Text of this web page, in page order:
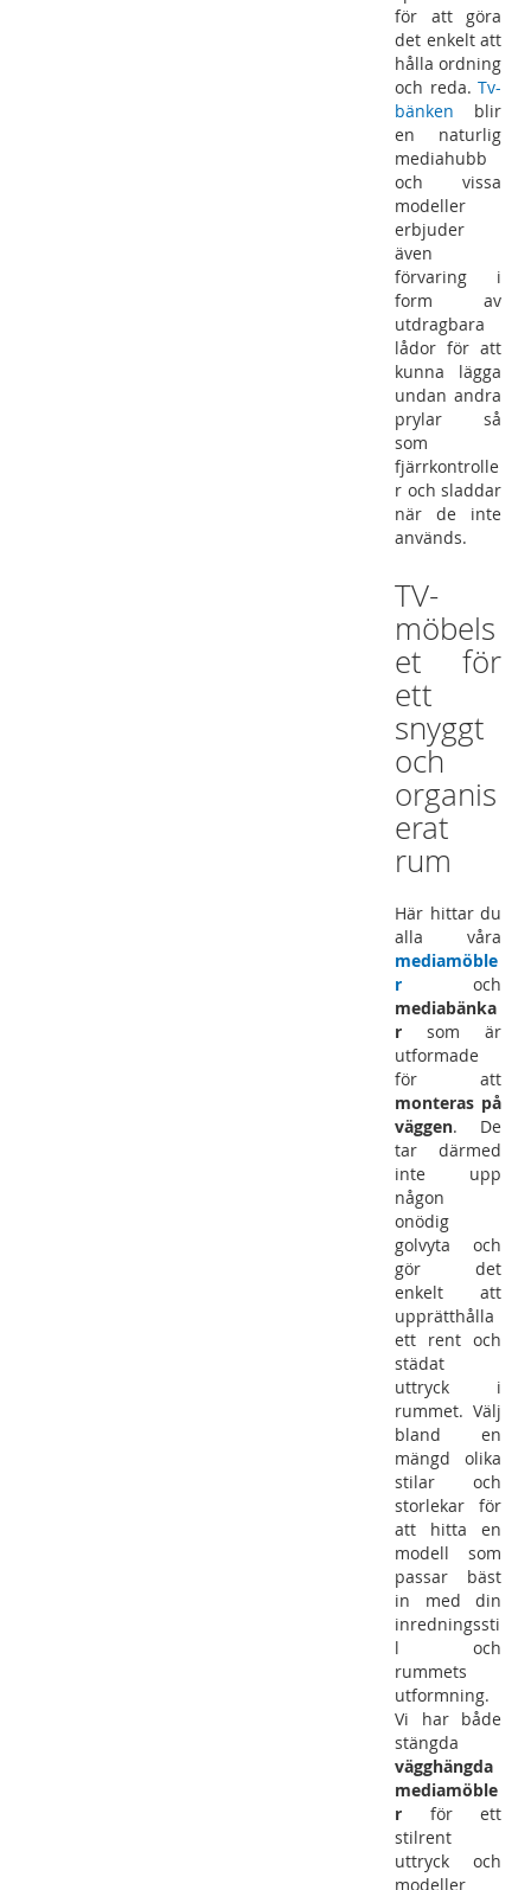
för att göra
det enkelt att
hålla ordning
och reda. Tv-
bänken blir
en naturlig
mediahubb
och vissa
modeller
erbjuder
även
förvaring i
form av
utdragbara
lådor för att
kunna lägga
undan andra
prylar så
som
fjärrkontrolle
r och sladdar
när de inte
används.
TV-
möbels
et för
ett
snyggt
och
organis
erat
rum
Här hittar du
alla våra
mediamöble
r och
mediabänka
r som är
utformade
för att
monteras på
väggen. De
tar därmed
inte upp
någon
onödig
golvyta och
gör det
enkelt att
upprätthålla
ett rent och
städat
uttryck i
rummet. Välj
bland en
mängd olika
stilar och
storlekar för
att hitta en
modell som
passar bäst
in med din
inredningssti
l och
rummets
utformning.
Vi har både
stängda
vägghängda
mediamöble
r för ett
stilrent
uttryck och
modeller